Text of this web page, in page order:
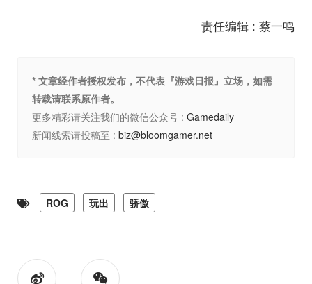
责任编辑 : 蔡一鸣
* 文章经作者授权发布，不代表『游戏日报』立场，如需
转载请联系原作者。
更多精彩请关注我们的微信公众号 : Gamedaily
新闻线索请投稿至 : biz@bloomgamer.net
ROG 玩出 骄傲